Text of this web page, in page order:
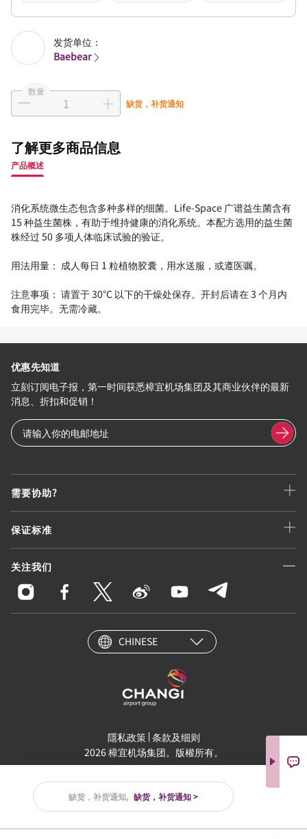
缺货，补货通知, 缺货，补货通知 >
发货单位：
Baebear
数量
缺货，补货通知
了解更多商品信息
产品概述
消化系统微生态包含多种多样的细菌。Life-Space 广谱益生菌含有
15 种益生菌株，有助于维持健康的消化系统。本配方选用的益生菌
株经过 50 多项人体临床试验的验证。
用法用量： 成人每日 1 粒植物胶囊，用水送服，或遵医嘱。
注意事项： 请置于 30°C 以下的干燥处保存。开封后请在 3 个月内
食用完毕。无需冷藏。
需要协助?
保证标准
关注我们
优惠先知道
立刻订阅电子报，第一时间获悉樟宜机场集团及其商业伙伴的最新
消息、折扣和促销！
CHINESE
隱私政策 条款及细则
2026 樟宜机场集团。版權所有。